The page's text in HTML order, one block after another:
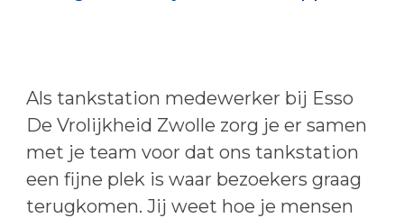
Als tankstation medewerker bij Esso
De Vrolijkheid Zwolle zorg je er samen
met je team voor dat ons tankstation
een fijne plek is waar bezoekers graag
terugkomen. Jij weet hoe je mensen